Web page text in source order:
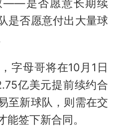
——是否愿意长期续
是否愿意付出大量球
字母哥将在10月1日
亿美元提前续约合
至新球队，则需在交
能签下新合同。